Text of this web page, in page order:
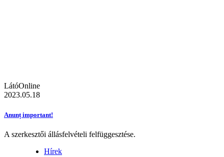
LátóOnline
2023.05.18
Anunț important!
A szerkesztői állásfelvételi felfüggesztése.
Hírek